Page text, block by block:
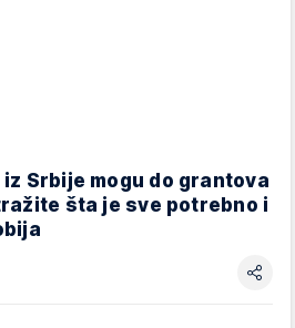
Srbije mogu do grantova
šta je sve potrebno i